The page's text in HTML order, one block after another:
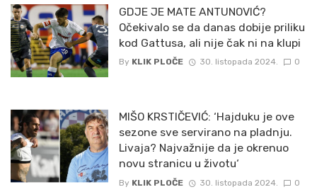
GDJE JE MATE ANTUNOVIĆ?
Očekivalo se da danas dobije priliku
kod Gattusa, ali nije čak ni na klupi
By KLIK PLOČE 30. listopada 2024. 0
MIŠO KRSTIČEVIĆ: ‘Hajduku je ove
sezone sve servirano na pladnju.
Livaja? Najvažnije da je okrenuo
novu stranicu u životu‘
By KLIK PLOČE 30. listopada 2024. 0